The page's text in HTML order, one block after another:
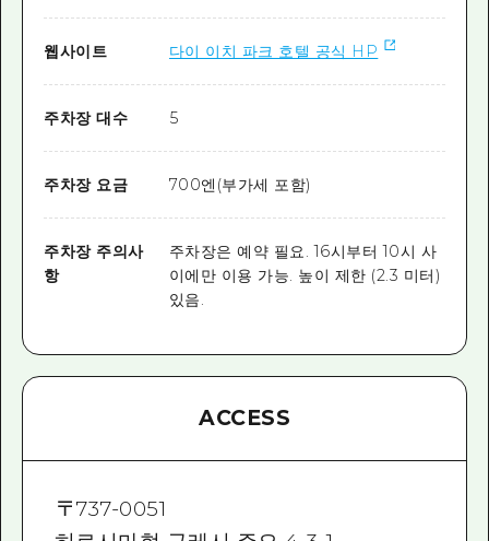
웹사이트 다이 이치 파크 호텔 공식 HP
주차장 대수 5
주차장 요금 700엔(부가세 포함)
주차장 주의사
항
주차장은 예약 필요. 16시부터 10시 사
이에만 이용 가능. 높이 제한 (2.3 미터)
있음.
ACCESS
〒737-0051